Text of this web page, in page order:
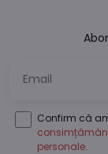
Confirm că
personale.